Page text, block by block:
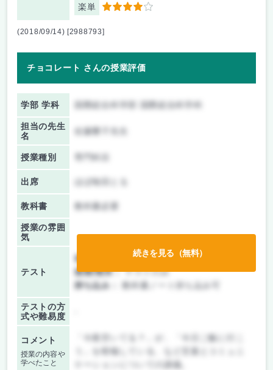
楽単 4
(2018/09/14) [2988793]
チョコレート さんの授業評価
学部 学科 国際総合科学部 国際総合科学科
担当の先生
名
佐藤響子先生
授業種別
出席 ほぼ毎回とる
教科書 教科書必要
授業の雰囲
気
テスト
前期/中間：
テストのみ
後期/期末：テストのみ
持ち込み：
教科書ノート持ち込み可
テストの方
式や難易度
コメント
授業の内容や
学べたこと
「今夜空いてる？」が、「今日ご飯に行こ
う」を暗喩している、など言葉とコミュニ
ケーションについての講義。
続きを見る（無料）